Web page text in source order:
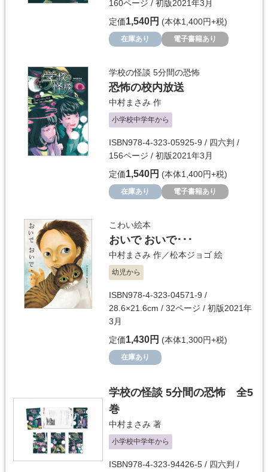
160ページ / 初版2021年3月
定価1,540円 (本体1,400円+税)
在庫あり 電子書籍あり
学校の怪談 5分間の恐怖
恐怖の校内放送
中村まさみ 作
小学校中学年から
ISBN978-4-323-05925-9 / 四六判 /
156ページ / 初版2021年3月
定価1,540円 (本体1,400円+税)
在庫あり 電子書籍あり
こわい絵本
おいで おいで･･･
中村まさみ 作／松本ジョゴ 絵
幼児から
ISBN978-4-323-04571-9 /
28.6×21.6cm / 32ページ / 初版2021年
3月
定価1,430円 (本体1,300円+税)
在庫あり
学校の怪談 5分間の恐怖 全5
巻
中村まさみ 著
小学校中学年から
ISBN978-4-323-94426-5 / 四六判 /